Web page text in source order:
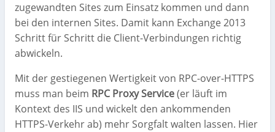
zugewandten Sites zum Einsatz kommen und dann
bei den internen Sites. Damit kann Exchange 2013
Schritt für Schritt die Client-Verbindungen richtig
abwickeln.
Mit der gestiegenen Wertigkeit von RPC-over-HTTPS
muss man beim RPC Proxy Service(er läuft im
Kontext des IIS und wickelt den ankommenden
HTTPS-Verkehr ab) mehr Sorgfalt walten lassen. Hier